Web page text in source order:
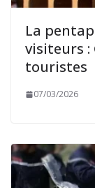
La
visiteurs :
touristes
07/03/2026